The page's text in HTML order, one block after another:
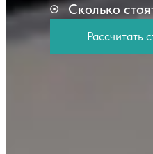
Сколько
Рассчитать